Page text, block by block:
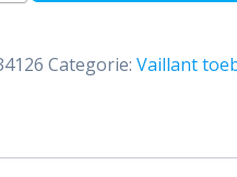
Categorie: Vaillant